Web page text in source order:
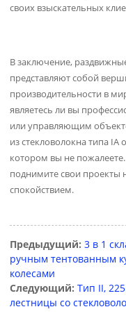
своих взыскательных
В заключение,
представляют собой
производительности в
являетесь ли вы
или управляющим
из стекловолокна типа
котором вы не
поднимите свои проекты
спокойствием.
Предыдущий: 3 в 1
ручным тентованным
колесами
Следующий: Тип II,
лестницы со